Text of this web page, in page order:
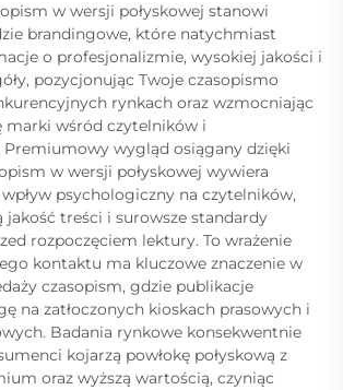
w wersji połyskowej stanowi
brandingowe, które natychmiast
o profesjonalizmie, wysokiej jakości i
pozycjonując Twoje czasopismo
rynkach oraz wzmocniając
marki wśród czytelników i
wygląd osiągany dzięki
w wersji połyskowej wywiera
psychologiczny na czytelników,
jakość treści i surowsze standardy
rozpoczęciem lektury. To wrażenie
kontaktu ma kluczowe znaczenie w
czasopism, gdzie publikacje
na zatłoczonych kioskach prasowych i
Badania rynkowe konsekwentnie
kojarzą powłokę połyskową z
oraz wyższą wartością, czyniąc